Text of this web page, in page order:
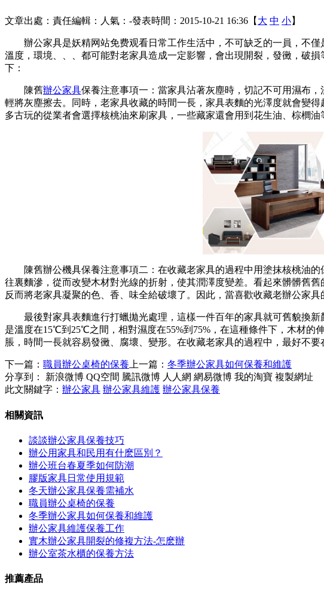
文章出處： 責任編輯： 人氣： -發表時間：2015-10-21 16:36【 大 中 小】
辦公家具是妖精网站免费观看日常工作生活中，不可缺乏的一員，不
溫度，環境、、、都可能對老家具造成一定影響，會出現開裂，發黴，破損
下：
陳舊辦公家具保養注意事項一：當家具沾著灰塵時，切記不可用濕布
輕將灰塵擦去。同時，老家具收藏的時間一長，家具表麵的光澤度就會變
多古玩的從業者會選擇核桃油來刷家具，一些藏家還會用到花生油、棕櫚油
陳舊辦公機具保養注意事項二：在收藏老家具的過程中用塗抹核桃油
往裏麵滲，從而改變木材對光線的折射，使其潤澤度變差。看起來髒髒舊
反而將老家具凝聚的色、香、味全給破壞了。
因此，當喜歡收藏老辦公家
最後對家具表麵進行打蠟拋光處理，這樣一件百年的家具就可舊貌換
是溫度在15℃到25℃之間，相對濕度在55%到75%，在這種條件下，木材的
脹，時間一長就容易發黴、腐壞、變形。在收藏老家具的過程中，最好不
下一篇： 職員辦公桌椅的保養 上一篇： 冬季辦公家具如何保養和維護
分享到：
新浪微博 QQ空間 騰訊微博 人人網 網易微博 我的淘寶 複製網址
此文關鍵字： 辦公家具 辦公家具維護 辦公家具保養
相關資訊
談談辦公家具保養技巧
辦公用家具和民用有什麽區別？
辦公班台春夏季如何防潮
膠版家具日常使用規範
冬天辦公家具保養需補水
職員辦公桌椅的保養
冬季辦公家具如何保養和維護
辦公家具維護保養工作
實木辦公家具開裂的修複方法-怎麽辦
辦公室茶水櫃的保養方法
推薦產品